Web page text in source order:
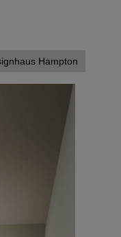
Hampton
zulassen:
Inhalte.
jederzeit hier ändern:
Impressum